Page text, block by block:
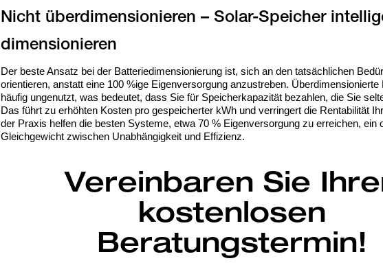
Nicht überdimensionieren – Solar-Speicher
Der beste Ansatz bei der Batteriedimensionierung ist, sich an den tatsächlichen
orientieren, anstatt eine 100 %ige Eigenversorgung anzustreben. Überdimensionierte
häufig ungenutzt, was bedeutet, dass Sie für Speicherkapazität bezahlen, die Sie
Das führt zu erhöhten Kosten pro gespeicherter kWh und verringert die Rentabilität
der Praxis helfen die besten Systeme, etwa 70 % Eigenversorgung zu erreichen, ein
Gleichgewicht zwischen Unabhängigkeit und Effizienz.
Vereinbaren Sie
kostenlosen
Beratungstermin!